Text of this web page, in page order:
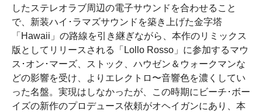
したステレオラブ周辺の電子サウンドを合わせること
で、新装ハイ･ラマズサウンドを築き上げた金字塔
「Hawaii」の路線を引き継ぎながら、本作のリミックス
版としてリリースされる「Lollo Rosso」に参加するマウ
ス･オン･マーズ、ストック、ハウゼン＆ウォークマンな
どの影響を受け、よりエレクトロ〜音響色を濃くしてい
った名盤。実現はしなかったが、この時期にビーチ･ボー
イズの新作のプロデュース依頼がオヘイガンにあり、本